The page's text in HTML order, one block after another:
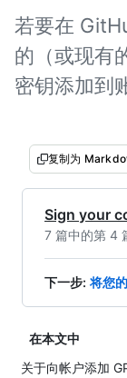
若要在
的（或现有
密钥添加到
复制为
Sign your
7 篇中的第 4
下一步: 将您
在本文中
关于向帐户添加